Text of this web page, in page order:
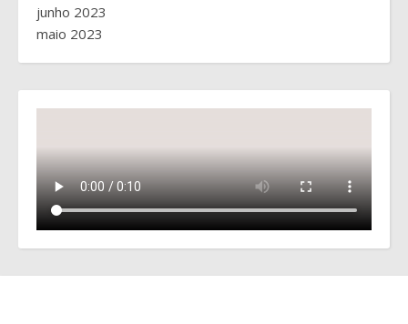
junho 2023
maio 2023